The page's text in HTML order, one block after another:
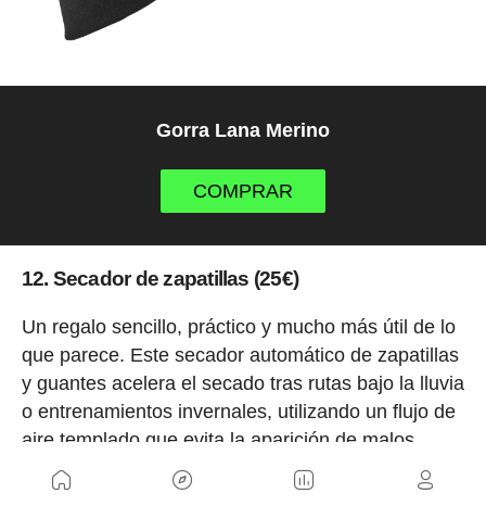
Gorra Lana Merino
COMPRAR
12. Secador de zapatillas (25€)
Un regalo sencillo, práctico y mucho más útil de lo
que parece. Este secador automático de zapatillas
y guantes acelera el secado tras rutas bajo la lluvia
o entrenamientos invernales, utilizando un flujo de
aire templado que evita la aparición de malos
olores y alarga la vida útil del calzado.